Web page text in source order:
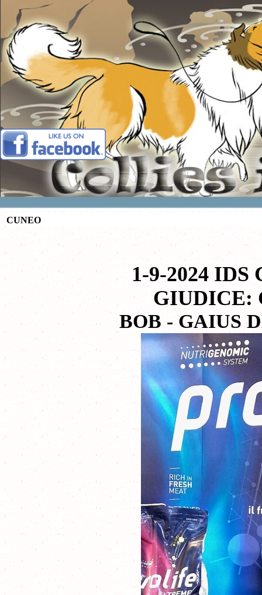
Vai ai contenuti
CUNEO
1-9-2024 IDS
GIUDICE:
BOB - GAIUS